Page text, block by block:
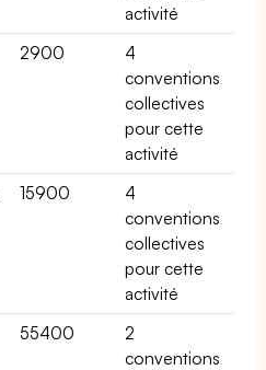
activité
2900
4
conventions
collectives
pour cette
activité
15900
4
conventions
collectives
pour cette
activité
55400
2
conventions